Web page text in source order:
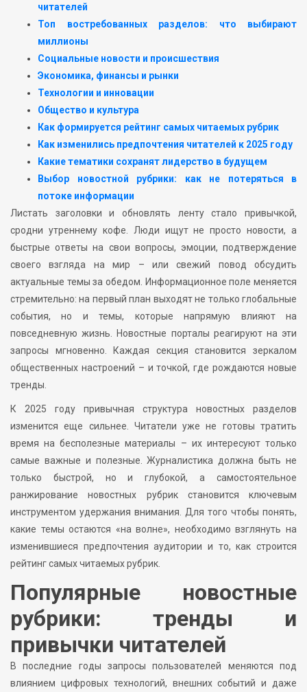
читателей
Топ востребованных разделов: что выбирают
миллионы
Социальные новости и происшествия
Экономика, финансы и рынки
Технологии и инновации
Общество и культура
Как формируется рейтинг самых читаемых рубрик
Как изменились предпочтения читателей к 2025 году
Какие тематики сохранят лидерство в будущем
Выбор новостной рубрики: как не потеряться в
потоке информации
Листать заголовки и обновлять ленту стало привычкой,
сродни утреннему кофе. Люди ищут не просто новости, а
быстрые ответы на свои вопросы, эмоции, подтверждение
своего взгляда на мир – или свежий повод обсудить
актуальные темы за обедом. Информационное поле меняется
стремительно: на первый план выходят не только глобальные
события, но и темы, которые напрямую влияют на
повседневную жизнь. Новостные порталы реагируют на эти
запросы мгновенно. Каждая секция становится зеркалом
общественных настроений – и точкой, где рождаются новые
тренды.
К 2025 году привычная структура новостных разделов
изменится еще сильнее. Читатели уже не готовы тратить
время на бесполезные материалы – их интересуют только
самые важные и полезные. Журналистика должна быть не
только быстрой, но и глубокой, а самостоятельное
ранжирование новостных рубрик становится ключевым
инструментом удержания внимания. Для того чтобы понять,
какие темы остаются «на волне», необходимо взглянуть на
изменившиеся предпочтения аудитории и то, как строится
рейтинг самых читаемых рубрик.
Популярные новостные
рубрики: тренды и
привычки читателей
В последние годы запросы пользователей меняются под
влиянием цифровых технологий, внешних событий и даже